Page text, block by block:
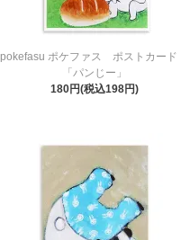
pokefasu ポケファス ポストカード
「パンじー」
180円(税込198円)